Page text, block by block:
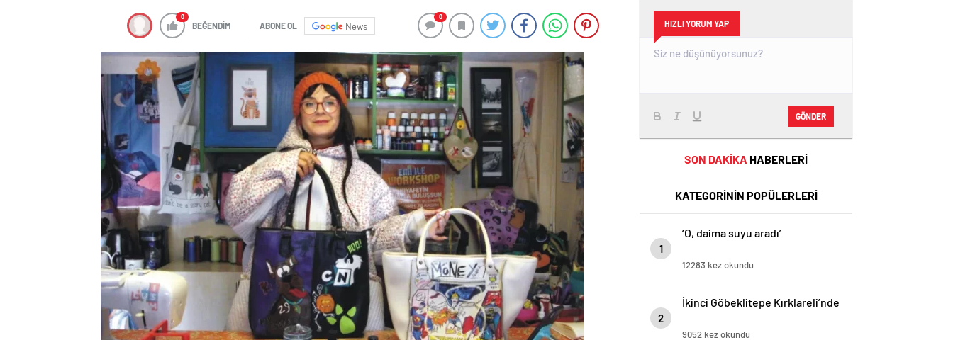
0
BEĞENDİM ABONE OL News
0
HIZLI YORUM YAP
GÖNDER
SON DAKİKA HABERLERİ
KATEGORİNİN POPÜLERLERİ
1
‘O, daima suyu aradı’
12283 kez okundu
2
İkinci Göbeklitepe Kırklareli’nde
9052 kez okundu